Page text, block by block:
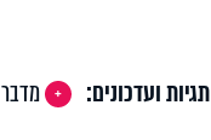
תגיות ועדכונים: מדבר